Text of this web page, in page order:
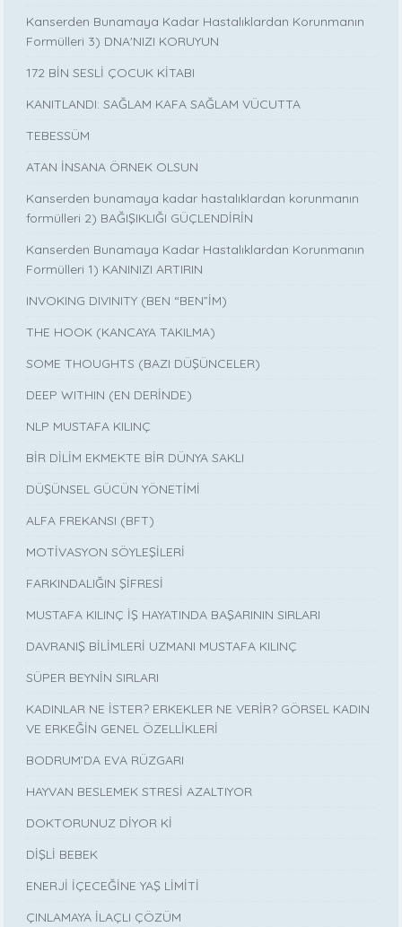
Kanserden Bunamaya Kadar Hastalıklardan Korunmanın
Formülleri 3) DNA'NIZI KORUYUN
172 BİN SESLİ ÇOCUK KİTABI
KANITLANDI: SAĞLAM KAFA SAĞLAM VÜCUTTA
TEBESSÜM
ATAN İNSANA ÖRNEK OLSUN
Kanserden bunamaya kadar hastalıklardan korunmanın
formülleri 2) BAĞIŞIKLIĞI GÜÇLENDİRİN
Kanserden Bunamaya Kadar Hastalıklardan Korunmanın
Formülleri 1) KANINIZI ARTIRIN
INVOKING DIVINITY (BEN “BEN”İM)
THE HOOK (KANCAYA TAKILMA)
SOME THOUGHTS (BAZI DÜŞÜNCELER)
DEEP WITHIN (EN DERİNDE)
NLP MUSTAFA KILINÇ
BİR DİLİM EKMEKTE BİR DÜNYA SAKLI
DÜŞÜNSEL GÜCÜN YÖNETİMİ
ALFA FREKANSI (BFT)
MOTİVASYON SÖYLEŞİLERİ
FARKINDALIĞIN ŞİFRESİ
MUSTAFA KILINÇ İŞ HAYATINDA BAŞARININ SIRLARI
DAVRANIŞ BİLİMLERİ UZMANI MUSTAFA KILINÇ
SÜPER BEYNİN SIRLARI
KADINLAR NE İSTER? ERKEKLER NE VERİR? GÖRSEL KADIN
VE ERKEĞİN GENEL ÖZELLİKLERİ
BODRUM’DA EVA RÜZGARI
HAYVAN BESLEMEK STRESİ AZALTIYOR
DOKTORUNUZ DİYOR Kİ
DİŞLİ BEBEK
ENERJİ İÇECEĞİNE YAŞ LİMİTİ
ÇINLAMAYA İLAÇLI ÇÖZÜM